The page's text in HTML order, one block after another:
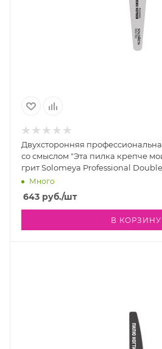
Двухсторонняя
со смыслом "Эта пилка крепче моих нервов" 180/150
грит
Много
643 руб./шт
В КОРЗИНУ